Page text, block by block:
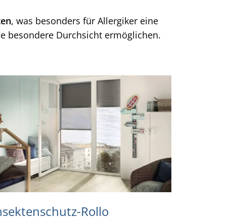
, was besonders für Allergiker eine
besondere Durchsicht ermöglichen.
Rollo